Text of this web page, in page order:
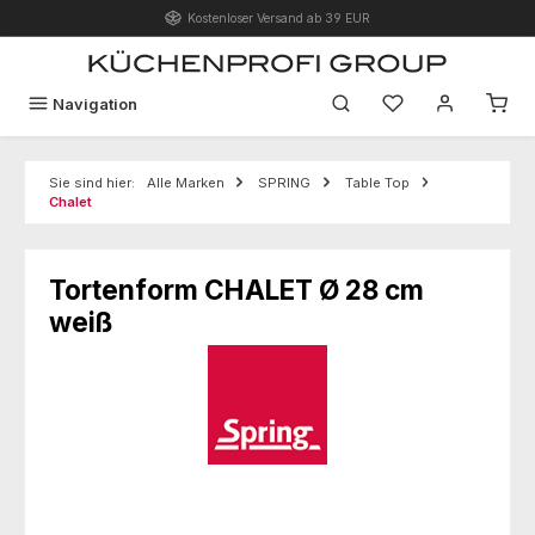
Zum Hauptinhalt springenKostenloser Versand ab 39 EUR
Navigation Du hast 0
Sie sind hier: Alle Marken SPRING
Table Top
Chalet
Tortenform CHALET Ø 28 cm
weiß